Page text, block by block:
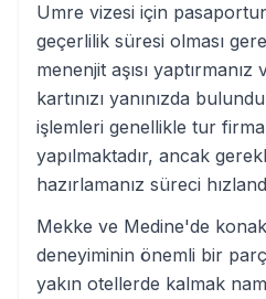
Umre vizesi için
geçerlilik süresi olması
menenjit aşısı yaptırmanız
kartınızı yanınızda
işlemleri genellikle tur
yapılmaktadır, ancak
hazırlamanız süreci
Mekke ve Medine'de
deneyiminin önemli bir
yakın otellerde kalmak